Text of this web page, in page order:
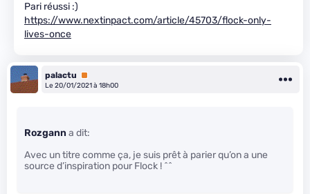
Pari réussi :)
https://www.nextinpact.com/article/45703/flock-only-
lives-once
palactu
Premium
Le 20/01/2021 à 18h00
Rozgann a dit:
Avec un titre comme ça, je suis prêt à parier qu’on a une
source d’inspiration pour Flock ! ^^